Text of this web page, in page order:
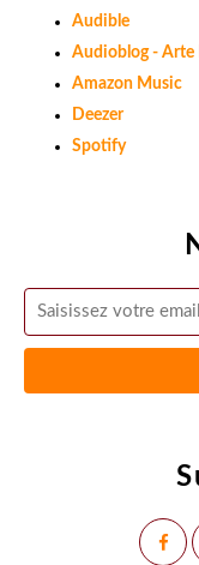
Audible
Audioblog - Arte
Amazon Music
Deezer
Spotify